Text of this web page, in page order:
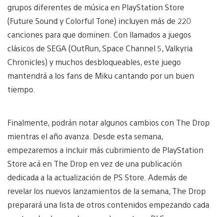
grupos diferentes de música en PlayStation Store
(Future Sound y Colorful Tone) incluyen más de 220
canciones para que dominen. Con llamados a juegos
clásicos de SEGA (OutRun, Space Channel 5, Valkyria
Chronicles) y muchos desbloqueables, este juego
mantendrá a los fans de Miku cantando por un buen
tiempo.
Finalmente, podrán notar algunos cambios con The Drop
mientras el año avanza. Desde esta semana,
empezaremos a incluir más cubrimiento de PlayStation
Store acá en The Drop en vez de una publicación
dedicada a la actualización de PS Store. Además de
revelar los nuevos lanzamientos de la semana, The Drop
preparará una lista de otros contenidos empezando cada